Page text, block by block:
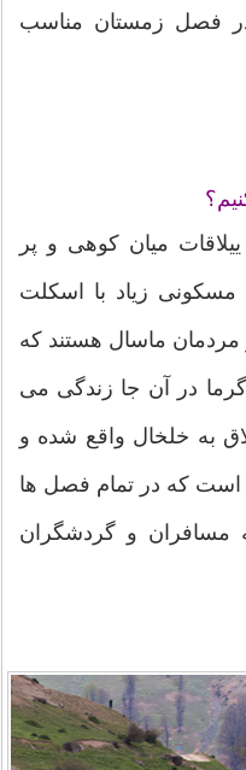
در فصل زمستان مناسب
ییلاقات میان کوهی و پر
زیاد با اسکلت
مردمان ماسال هستند که
در آن جا زندگی می
به خلخال واقع شده و
است که در تمام فصل ها
مسافران و گردشگران